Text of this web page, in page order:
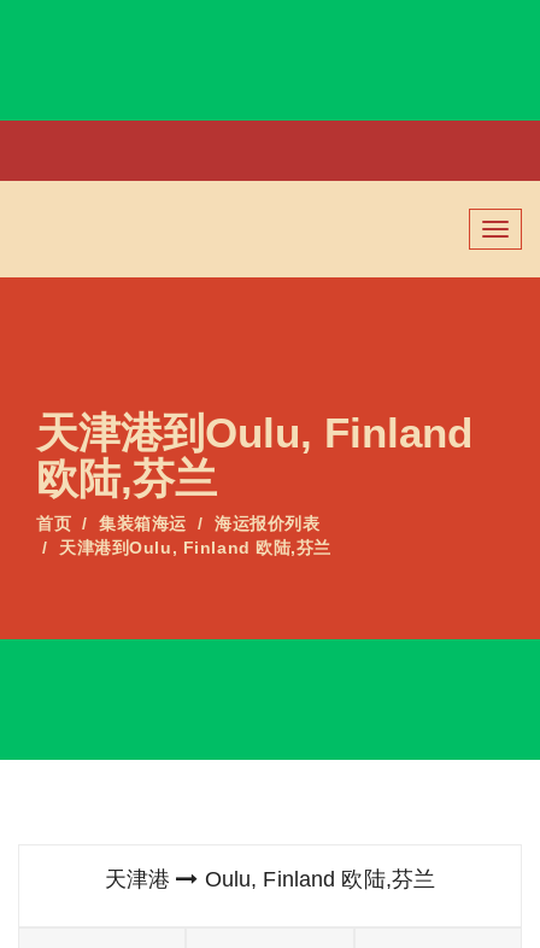
切
换
导
天津港到Oulu, Finland
欧陆,芬兰
首页 集装箱海运
海运报价列表
天津港到Oulu, Finland 欧陆,芬兰
天津港 Oulu, Finland 欧陆,芬兰